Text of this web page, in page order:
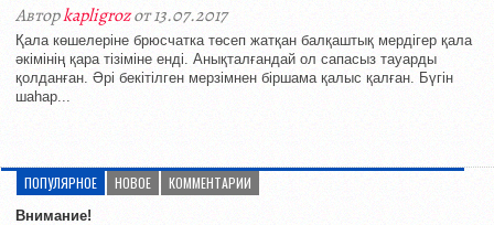
Авторkapligrozот 13.07.2017
Қала көшелеріне брюсчатка төсеп жатқан балқаштық мердігер қала
әкімінің қара тізіміне енді. Анықталғандай ол сапасыз тауарды
қолданған. Әрі бекітілген мерзімнен біршама қалыс қалған. Бүгін
шаһар...
ПОПУЛЯРНОЕ НОВОЕ КОММЕНТАРИИ
Внимание!